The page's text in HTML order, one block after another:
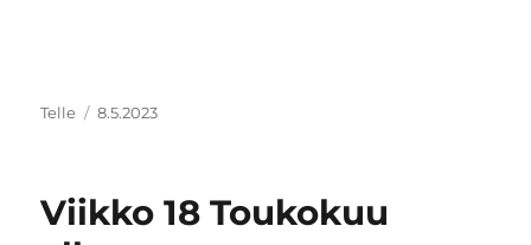
Kirjoittaja
Telle Julkaistu
8.5.2023
Viikko 18 Toukokuu